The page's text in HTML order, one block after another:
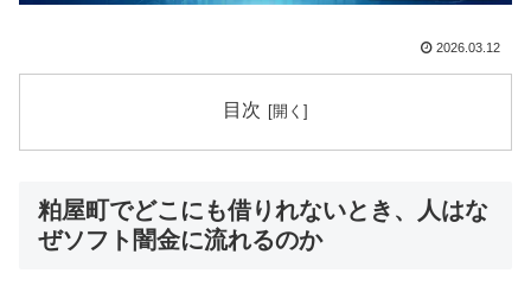
2026.03.12
目次
粕屋町でどこにも借りれないとき、人はな
ぜソフト闇金に流れるのか